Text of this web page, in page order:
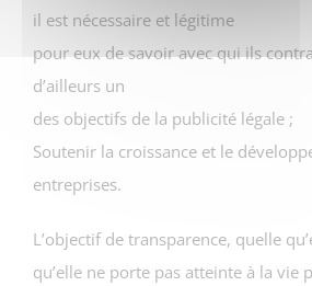
il est nécessaire et légitime
pour eux de savoir avec qui ils
d’ailleurs un
des objectifs de la publicité légale ;
Soutenir la croissance et le
entreprises.
L’objectif de transparence, quelle
qu’elle ne porte pas atteinte à la vie